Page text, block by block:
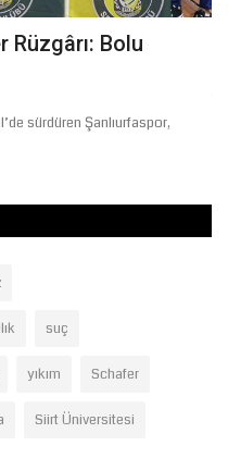
Rüzgârı: Bolu
sürdüren Şanlıurfaspor,
suç
yıkım Schafer
Siirt Üniversitesi